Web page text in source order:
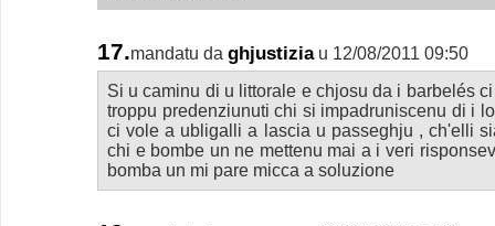
17.mandatu da ghjustizia u 12/08/2011 09:50
Si u caminu di u littorale e chjosu da i barbelés
troppu predenziunuti chi si impadruniscenu di i
ci vole a ubligalli a lascia u passeghju , ch'elli
chi e bombe un ne mettenu mai a i veri
bomba un mi pare micca a soluzione